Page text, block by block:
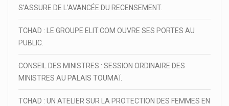
S’ASSURE DE L’AVANCÉE DU RECENSEMENT.
TCHAD : LE GROUPE ELIT.COM OUVRE SES PORTES AU
PUBLIC.
CONSEIL DES MINISTRES : SESSION ORDINAIRE DES
MINISTRES AU PALAIS TOUMAÏ.
TCHAD : UN ATELIER SUR LA PROTECTION DES FEMMES EN